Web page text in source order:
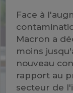
Face à
Macron a
moins
nouveau
rapport au
secteur de